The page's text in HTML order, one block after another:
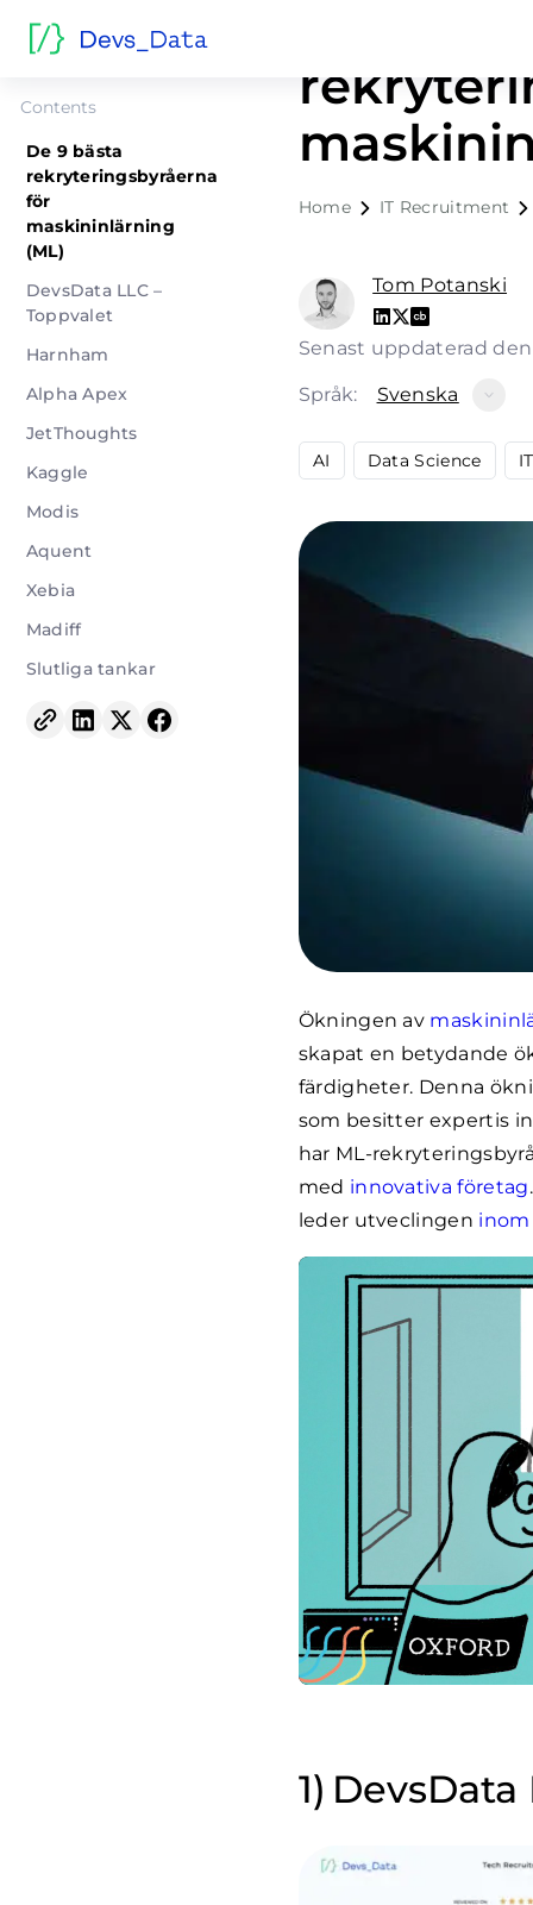
Contents
De 9 bästa
rekryteringsbyråerna
för
maskininlärning
(ML)
DevsData LLC –
Toppvalet
Harnham
Alpha Apex
JetThoughts
Kaggle
Modis
Aquent
Xebia
Madiff
Slutliga tankar
Home IT Recruitment
Tom Potanski
Senast uppdaterad
Språk: Svenska
AI Data Science
Ökningen av
skapat en betydande
färdigheter. Denna
som besitter expertis
har ML-
med innovativa företag
leder utveclingen
DevsData